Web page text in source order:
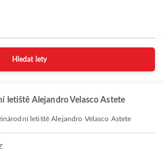
Hledat lety
letiště Alejandro Velasco Astete
letiště Alejandro Velasco Astete